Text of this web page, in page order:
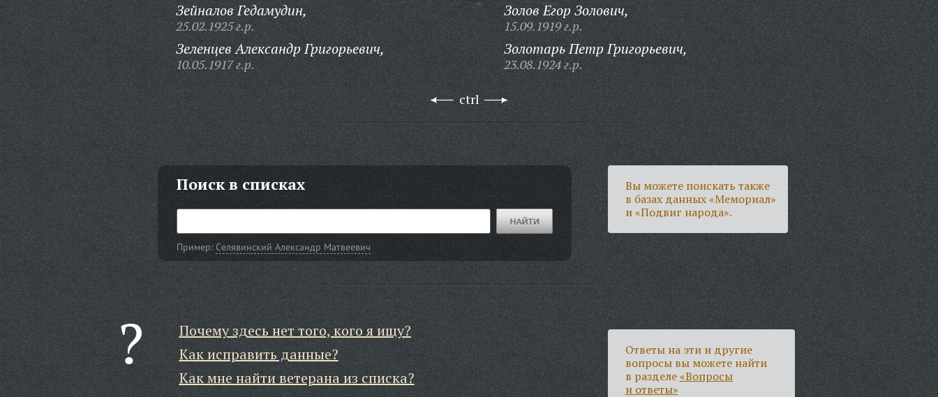
Зейналов Гедамудин,
25.02.1925 г.р.
Зеленцев Александр Григорьевич,
10.05.1917 г.р.
Золов Егор Золович,
15.09.1919 г.р.
Золотарь Петр Григорьевич,
23.08.1924 г.р.
ctrl
Поиск в списках
Пример: Селявинский Александр Матвеевич
Вы можете поискать также
в базах данных «Мемориал»
и «Подвиг народа».
Почему здесь нет того, кого я ищу?
Как исправить данные?
Как мне найти ветерана из списка?
Ответы на эти и другие
вопросы вы можете найти
в разделе«Вопросы
и ответы»